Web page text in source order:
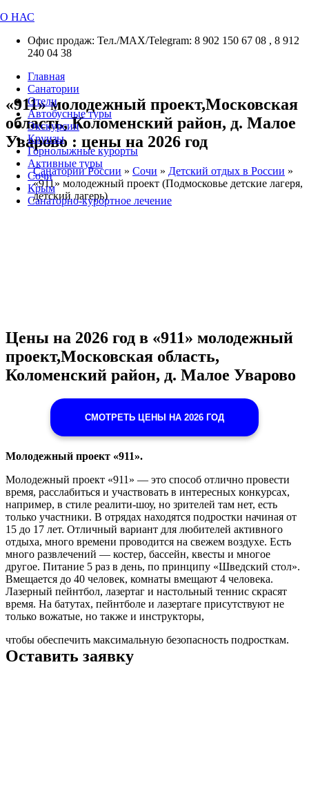
О НАС
Офис продаж: Тел./МАХ/Telegram: 8 902 150 67 08 , 8 912
240 04 38
Главная
Санатории
Отели
Автобусные туры
Экскурсии
Круизы
Горнолыжные курорты
Активные туры
Сочи
Крым
Санаторно-курортное лечение
«911» молодежный проект,Московская
область, Коломенский район, д. Малое
Уварово : цены на 2026 год
Санатории России » Сочи » Детский отдых в России »
«911» молодежный проект (Подмосковье детские лагеря,
детский лагерь)
Цены на 2026 год в «911» молодежный
проект,Московская область,
Коломенский район, д. Малое Уварово
СМОТРЕТЬ ЦЕНЫ НА 2026 ГОД
Молодежный проект «911».
Молодежный проект «911» — это способ отлично провести
время, расслабиться и участвовать в интересных конкурсах,
например, в стиле реалити-шоу, но зрителей там нет, есть
только участники. В отрядах находятся подростки начиная от
15 до 17 лет. Отличный вариант для любителей активного
отдыха, много времени проводится на свежем воздухе. Есть
много развлечений — костер, бассейн, квесты и многое
другое. Питание 5 раз в день, по принципу «Шведский стол».
Вмещается до 40 человек, комнаты вмещают 4 человека.
Лазерный пейнтбол, лазертаг и настольный теннис скрасят
время. На батутах, пейнтболе и лазертаге присутствуют не
только вожатые, но также и инструкторы,
чтобы обеспечить максимальную безопасность подросткам.
Оставить заявку